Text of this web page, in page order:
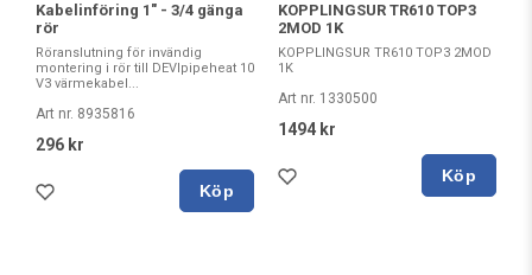
Kabelinföring 1" - 3/4 gänga
rör
Röranslutning för invändig
montering i rör till DEVIpipeheat 10
V3 värmekabel...
Art nr. 8935816
296 kr
Köp
KOPPLINGSUR TR610 TOP3
2MOD 1K
KOPPLINGSUR TR610 TOP3 2MOD
1K
Art nr. 1330500
1494 kr
Köp